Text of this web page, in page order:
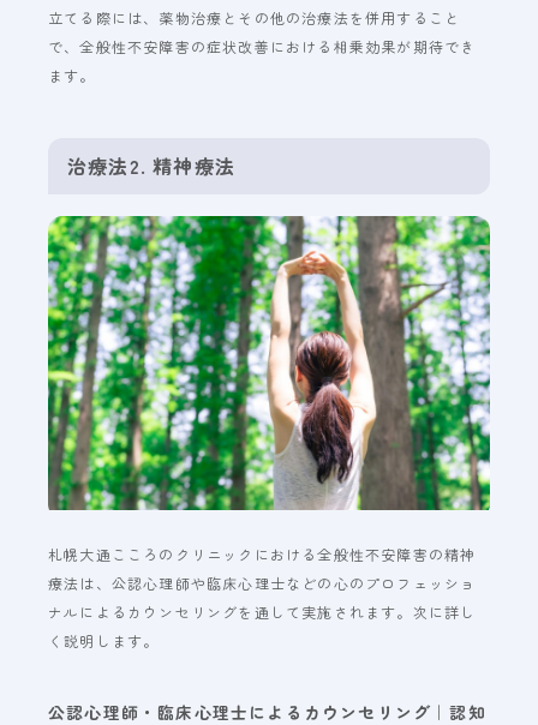
立てる際には、薬物治療とその他の治療法を併用すること
で、全般性不安障害の症状改善における相乗効果が期待でき
ます。
治療法2. 精神療法
札幌大通こころのクリニックにおける全般性不安障害の精神
療法は、公認心理師や臨床心理士などの心のプロフェッショ
ナルによるカウンセリングを通して実施されます。次に詳し
く説明します。
公認心理師・臨床心理士によるカウンセリング｜認知